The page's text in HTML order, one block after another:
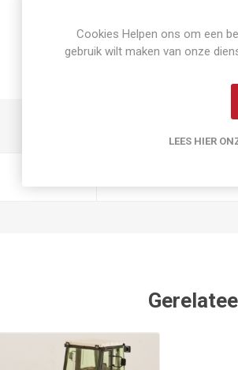
Artikelnummer:
Cookies Helpen ons om een
gebruik wilt maken van onze
LEES HIER